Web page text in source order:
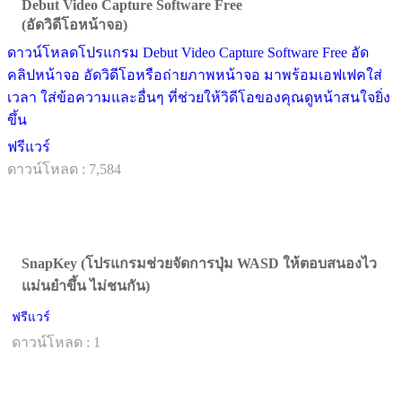
Debut Video Capture Software Free
(อัดวิดีโอหน้าจอ)
ดาวน์โหลดโปรแกรม Debut Video Capture Software Free อัด
คลิปหน้าจอ อัดวิดีโอหรือถ่ายภาพหน้าจอ มาพร้อมเอฟเฟคใส่
เวลา ใส่ข้อความและอื่นๆ ที่ช่วยให้วิดีโอของคุณดูหน้าสนใจยิ่ง
ขึ้น
ฟรีแวร์
ดาวน์โหลด : 7,584
SnapKey (โปรแกรมช่วยจัดการปุ่ม WASD ให้ตอบสนองไว
แม่นยำขึ้น ไม่ชนกัน)
ฟรีแวร์
ดาวน์โหลด : 1